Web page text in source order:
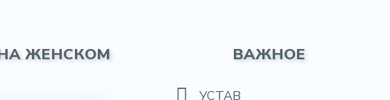
ЖЕНСКОМ
ВАЖНОЕ
УСТАВ